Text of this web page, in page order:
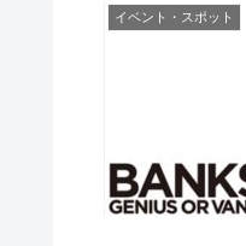
イベント・スポット